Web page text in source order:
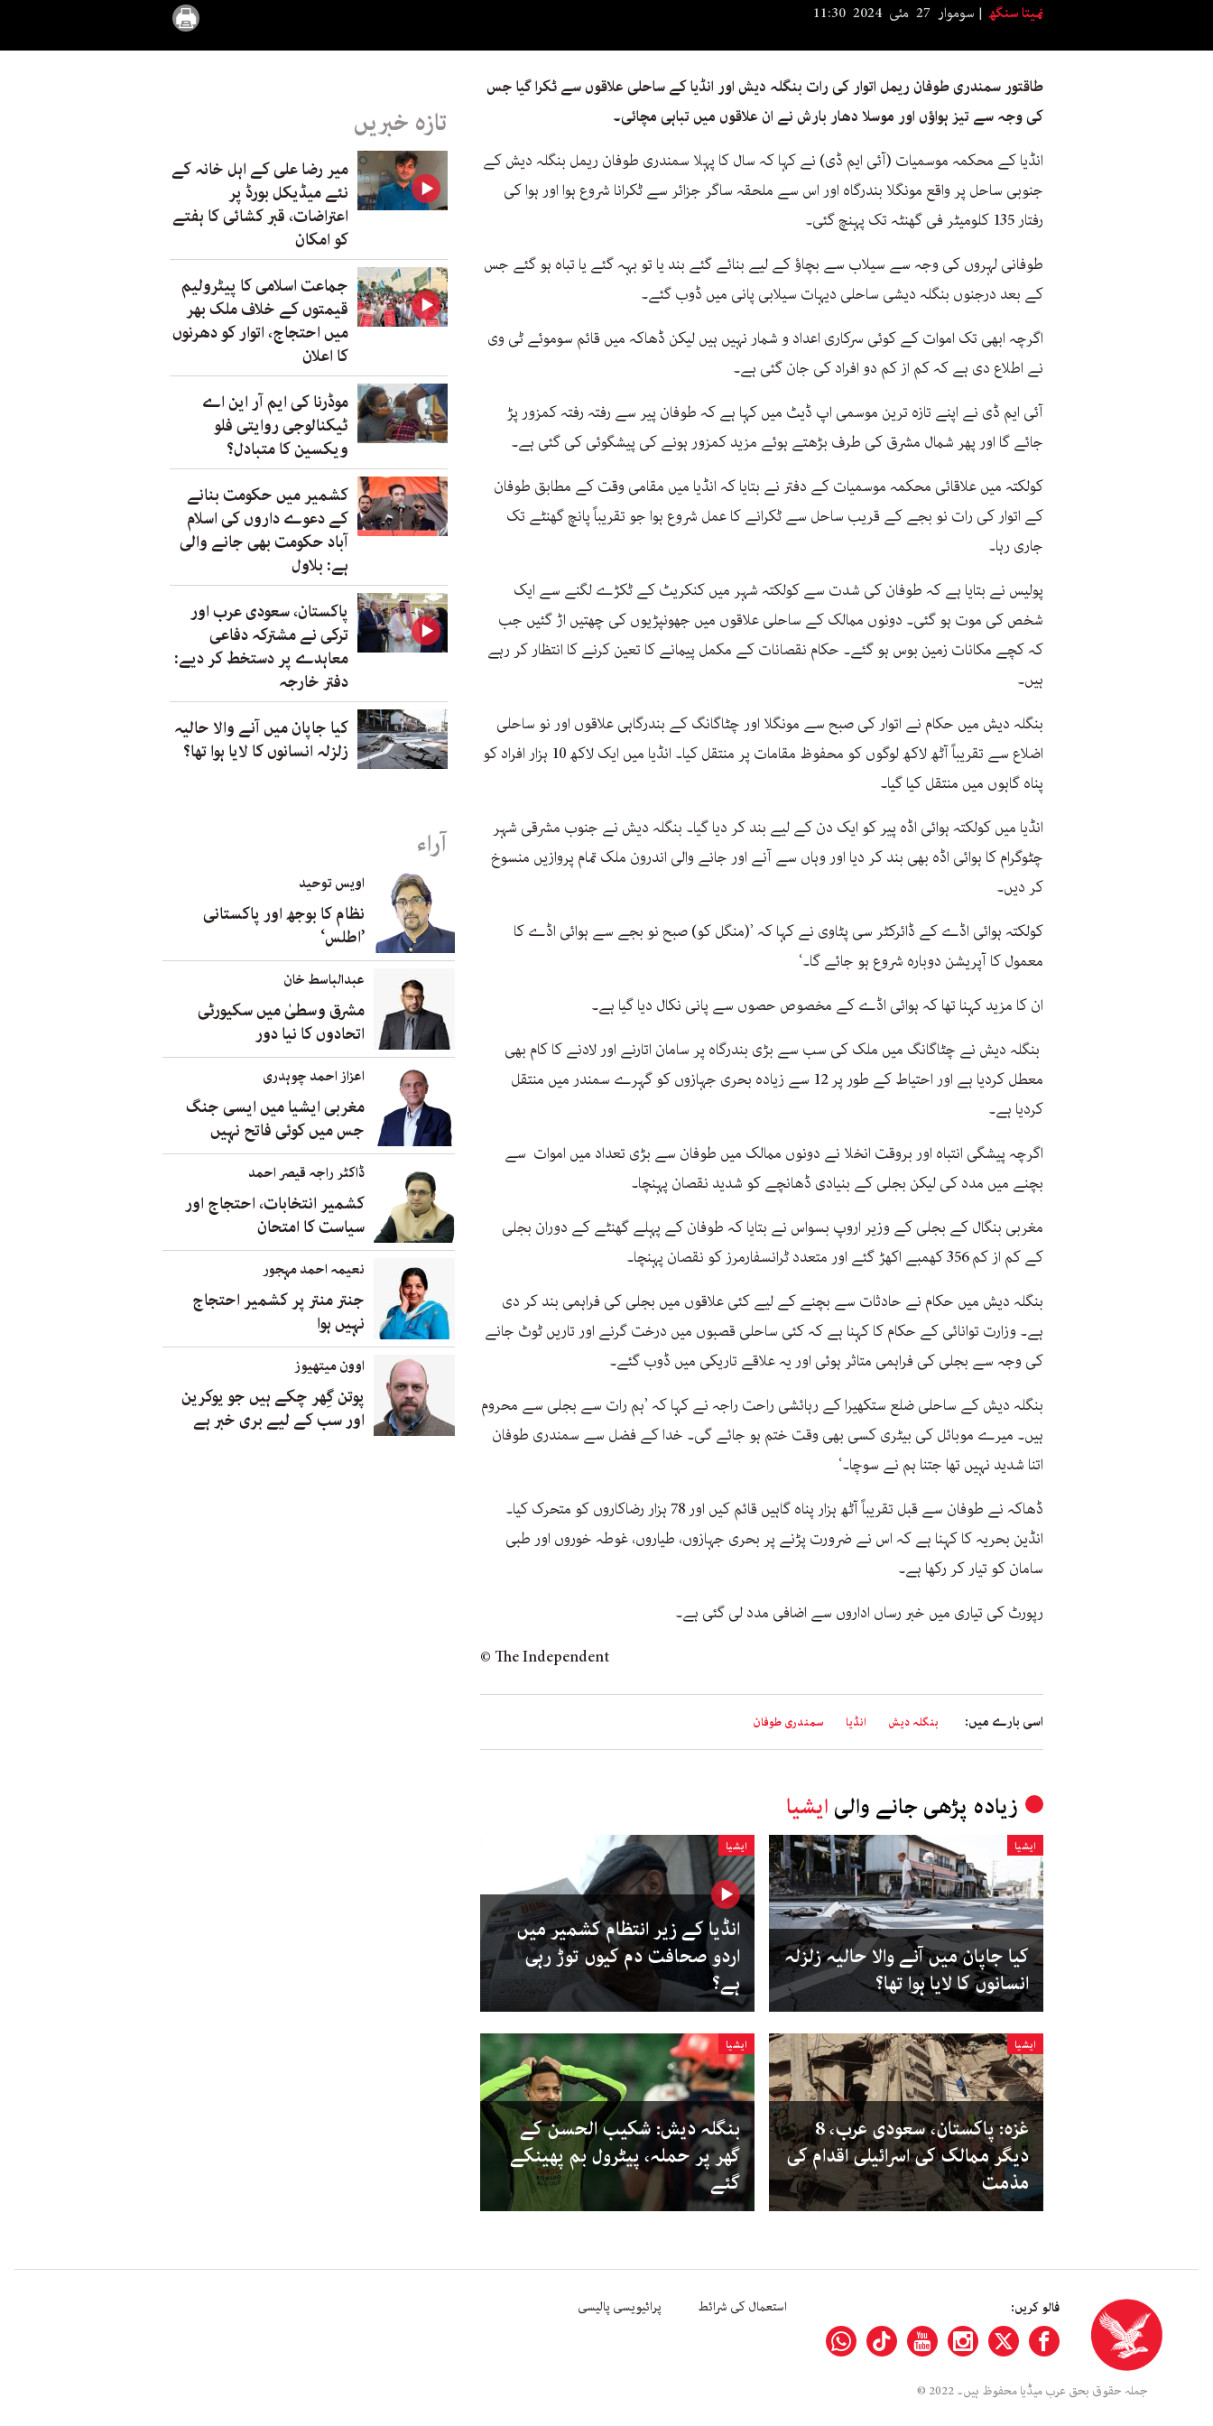
نمیتا سنگھ سوموار 27 مئی 2024 11:30
طاقتور سمندری طوفان ریمل اتوار کی رات بنگلہ دیش اور انڈیا کے ساحلی علاقوں سے ٹکرا گیا جس
کی وجہ سے تیز ہواؤں اور موسلا دھار بارش نے ان علاقوں میں تباہی مچائی۔
انڈیا کے محکمہ موسمیات (آئی ایم ڈی) نے کہا کہ سال کا پہلا سمندری طوفان ریمل بنگلہ دیش کے
جنوبی ساحل پر واقع مونگلا بندرگاہ اور اس سے ملحقہ ساگر جزائر سے ٹکرانا شروع ہوا اور ہوا کی
رفتار 135 کلومیٹر فی گھنٹہ تک پہنچ گئی۔
طوفانی لہروں کی وجہ سے سیلاب سے بچاؤ کے لیے بنائے گئے بند یا تو بہہ گئے یا تباہ ہو گئے جس
کے بعد درجنوں بنگلہ دیشی ساحلی دیہات سیلابی پانی میں ڈوب گئے۔
اگرچہ ابھی تک اموات کے کوئی سرکاری اعداد و شمار نہیں ہیں لیکن ڈھاکہ میں قائم سوموئے ٹی وی
نے اطلاع دی ہے کہ کم از کم دو افراد کی جان گئی ہے۔
آئی ایم ڈی نے اپنے تازہ ترین موسمی اپ ڈیٹ میں کہا ہے کہ طوفان پیر سے رفتہ رفتہ کمزور پڑ
جائے گا اور پھر شمال مشرق کی طرف بڑھتے ہوئے مزید کمزور ہونے کی پیشگوئی کی گئی ہے۔
کولکتہ میں علاقائی محکمہ موسمیات کے دفتر نے بتایا کہ انڈیا میں مقامی وقت کے مطابق طوفان
کے اتوار کی رات نو بجے کے قریب ساحل سے ٹکرانے کا عمل شروع ہوا جو تقریباً پانچ گھنٹے تک
جاری رہا۔
پولیس نے بتایا ہے کہ طوفان کی شدت سے کولکتہ شہر میں کنکریٹ کے ٹکڑے لگنے سے ایک
شخص کی موت ہو گئی۔ دونوں ممالک کے ساحلی علاقوں میں جھونپڑیوں کی چھتیں اڑ گئیں جب
کہ کچے مکانات زمین بوس ہو گئے۔ حکام نقصانات کے مکمل پیمانے کا تعین کرنے کا انتظار کر رہے
ہیں۔
بنگلہ دیش میں حکام نے اتوار کی صبح سے مونگلا اور چٹاگانگ کے بندرگاہی علاقوں اور نو ساحلی
اضلاع سے تقریباً آٹھ لاکھ لوگوں کو محفوظ مقامات پر منتقل کیا۔ انڈیا میں ایک لاکھ 10 ہزار افراد کو
پناہ گاہوں میں منتقل کیا گیا۔
انڈیا میں کولکتہ ہوائی اڈہ پیر کو ایک دن کے لیے بند کر دیا گیا۔ بنگلہ دیش نے جنوب مشرقی شہر
چٹوگرام کا ہوائی اڈہ بھی بند کر دیا اور وہاں سے آنے اور جانے والی اندرون ملک تمام پروازیں منسوخ
کر دیں۔
کولکتہ ہوائی اڈے کے ڈائرکٹر سی پٹاوی نے کہا کہ ’(منگل کو) صبح نو بجے سے ہوائی اڈے کا
معمول کا آپریشن دوبارہ شروع ہو جائے گا۔‘
ان کا مزید کہنا تھا کہ ہوائی اڈے کے مخصوص حصوں سے پانی نکال دیا گیا ہے۔
بنگلہ دیش نے چٹاگانگ میں ملک کی سب سے بڑی بندرگاہ پر سامان اتارنے اور لادنے کا کام بھی
معطل کردیا ہے اور احتیاط کے طور پر 12 سے زیادہ بحری جہازوں کو گہرے سمندر میں منتقل
کردیا ہے۔
اگرچہ پیشگی انتباہ اور بروقت انخلا نے دونوں ممالک میں طوفان سے بڑی تعداد میں اموات سے
بچنے میں مدد کی لیکن بجلی کے بنیادی ڈھانچے کو شدید نقصان پہنچا۔
مغربی بنگال کے بجلی کے وزیر اروپ بسواس نے بتایا کہ طوفان کے پہلے گھنٹے کے دوران بجلی
کے کم از کم 356 کھمبے اکھڑ گئے اور متعدد ٹرانسفارمرز کو نقصان پہنچا۔
بنگلہ دیش میں حکام نے حادثات سے بچنے کے لیے کئی علاقوں میں بجلی کی فراہمی بند کر دی
ہے۔ وزارت توانائی کے حکام کا کہنا ہے کہ کئی ساحلی قصبوں میں درخت گرنے اور تاریں ٹوٹ جانے
کی وجہ سے بجلی کی فراہمی متاثر ہوئی اور یہ علاقے تاریکی میں ڈوب گئے۔
بنگلہ دیش کے ساحلی ضلع ستکھیرا کے رہائشی راحت راجہ نے کہا کہ ’ہم رات سے بجلی سے محروم
ہیں۔ میرے موبائل کی بیٹری کسی بھی وقت ختم ہو جائے گی۔ خدا کے فضل سے سمندری طوفان
اتنا شدید نہیں تھا جتنا ہم نے سوچا۔‘
ڈھاکہ نے طوفان سے قبل تقریباً آٹھ ہزار پناہ گاہیں قائم کیں اور 78 ہزار رضاکاروں کو متحرک کیا۔
انڈین بحریہ کا کہنا ہے کہ اس نے ضرورت پڑنے پر بحری جہازوں، طیاروں، غوطہ خوروں اور طبی
سامان کو تیار کر رکھا ہے۔
رپورٹ کی تیاری میں خبر رساں اداروں سے اضافی مدد لی گئی ہے۔
© The Independent
اسی بارے میں: بنگلہ دیش انڈیا سمندری طوفان
زیادہ پڑھی جانے والی ایشیا
ایشیا
کیا جاپان میں آنے والا حالیہ زلزلہ
انسانوں کا لایا ہوا تھا؟
ایشیا
انڈیا کے زیر انتظام کشمیر میں
اردو صحافت دم کیوں توڑ رہی
ہے؟
ایشیا
غزہ: پاکستان، سعودی عرب، 8
دیگر ممالک کی اسرائیلی اقدام کی
مذمت
ایشیا
بنگلہ دیش: شکیب الحسن کے
گھر پر حملہ، پیٹرول بم پھینکے
گئے
تازہ خبریں
میر رضا علی کے اہل خانہ کے
نئے میڈیکل بورڈ پر
اعتراضات، قبر کشائی کا ہفتے
کو امکان
جماعت اسلامی کا پیٹرولیم
قیمتوں کے خلاف ملک بھر
میں احتجاج، اتوار کو دھرنوں
کا اعلان
موڈرنا کی ایم آر این اے
ٹیکنالوجی روایتی فلو
ویکسین کا متبادل؟
کشمیر میں حکومت بنانے
کے دعوے داروں کی اسلام
آباد حکومت بھی جانے والی
ہے: بلاول
پاکستان، سعودی عرب اور
ترکی نے مشترکہ دفاعی
معاہدے پر دستخط کر دیے:
دفتر خارجہ
کیا جاپان میں آنے والا حالیہ
زلزلہ انسانوں کا لایا ہوا تھا؟
آراء
اویس توحید
نظام کا بوجھ اور پاکستانی
’اطلس‘
عبدالباسط خان
مشرق وسطیٰ میں سکیورٹی
اتحادوں کا نیا دور
اعزاز احمد چوہدری
مغربی ایشیا میں ایسی جنگ
جس میں کوئی فاتح نہیں
ڈاکٹر راجہ قیصر احمد
کشمیر انتخابات، احتجاج اور
سیاست کا امتحان
نعیمہ احمد مہجور
جنتر منتر پر کشمیر احتجاج
نہیں ہوا
اوون میتھیوز
پوتن گِھر چکے ہیں جو یوکرین
اور سب کے لیے بری خبر ہے
فالو کریں: استعمال کی شرائط پرائیویسی پالیسی
جملہ حقوق بحق عرب میڈیا محفوظ ہیں۔ 2022 ©